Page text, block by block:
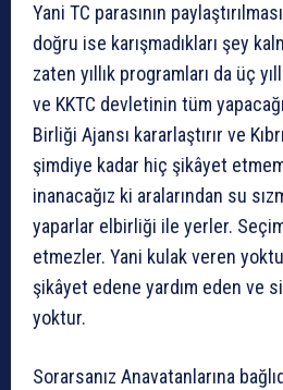
Yani TC parasının
doğru ise karışmadıkları şey
zaten yıllık programları da üç
ve KKTC devletinin tüm
Birliği Ajansı kararlaştırır ve
şimdiye kadar hiç şikâyet
inanacağız ki aralarından su
yaparlar elbirliği ile yerler.
etmezler. Yani kulak veren
şikâyet edene yardım eden ve
yoktur.
Sorarsanız Anavatanlarına